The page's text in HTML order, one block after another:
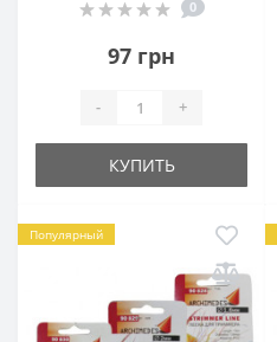
0
97 грн
- +
КУПИТЬ
Популярный